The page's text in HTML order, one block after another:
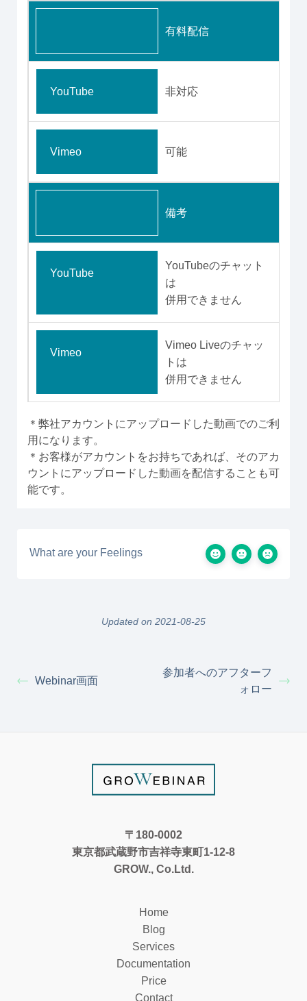
有料配信
YouTube 非対応
Vimeo 可能
備考
YouTube
YouTubeのチャット
は
併用できません
Vimeo
Vimeo Liveのチャッ
トは
併用できません
＊弊社アカウントにアップロードした動画でのご利
用になります。
＊お客様がアカウントをお持ちであれば、そのアカ
ウントにアップロードした動画を配信することも可
能です。
What are your Feelings
Updated on 2021-08-25
Webinar画面
参加者へのアフターフ
ォロー
〒180-0002
東京都武蔵野市吉祥寺東町1-12-8
GROW., Co.Ltd.
Home
Blog
Services
Documentation
Price
Contact